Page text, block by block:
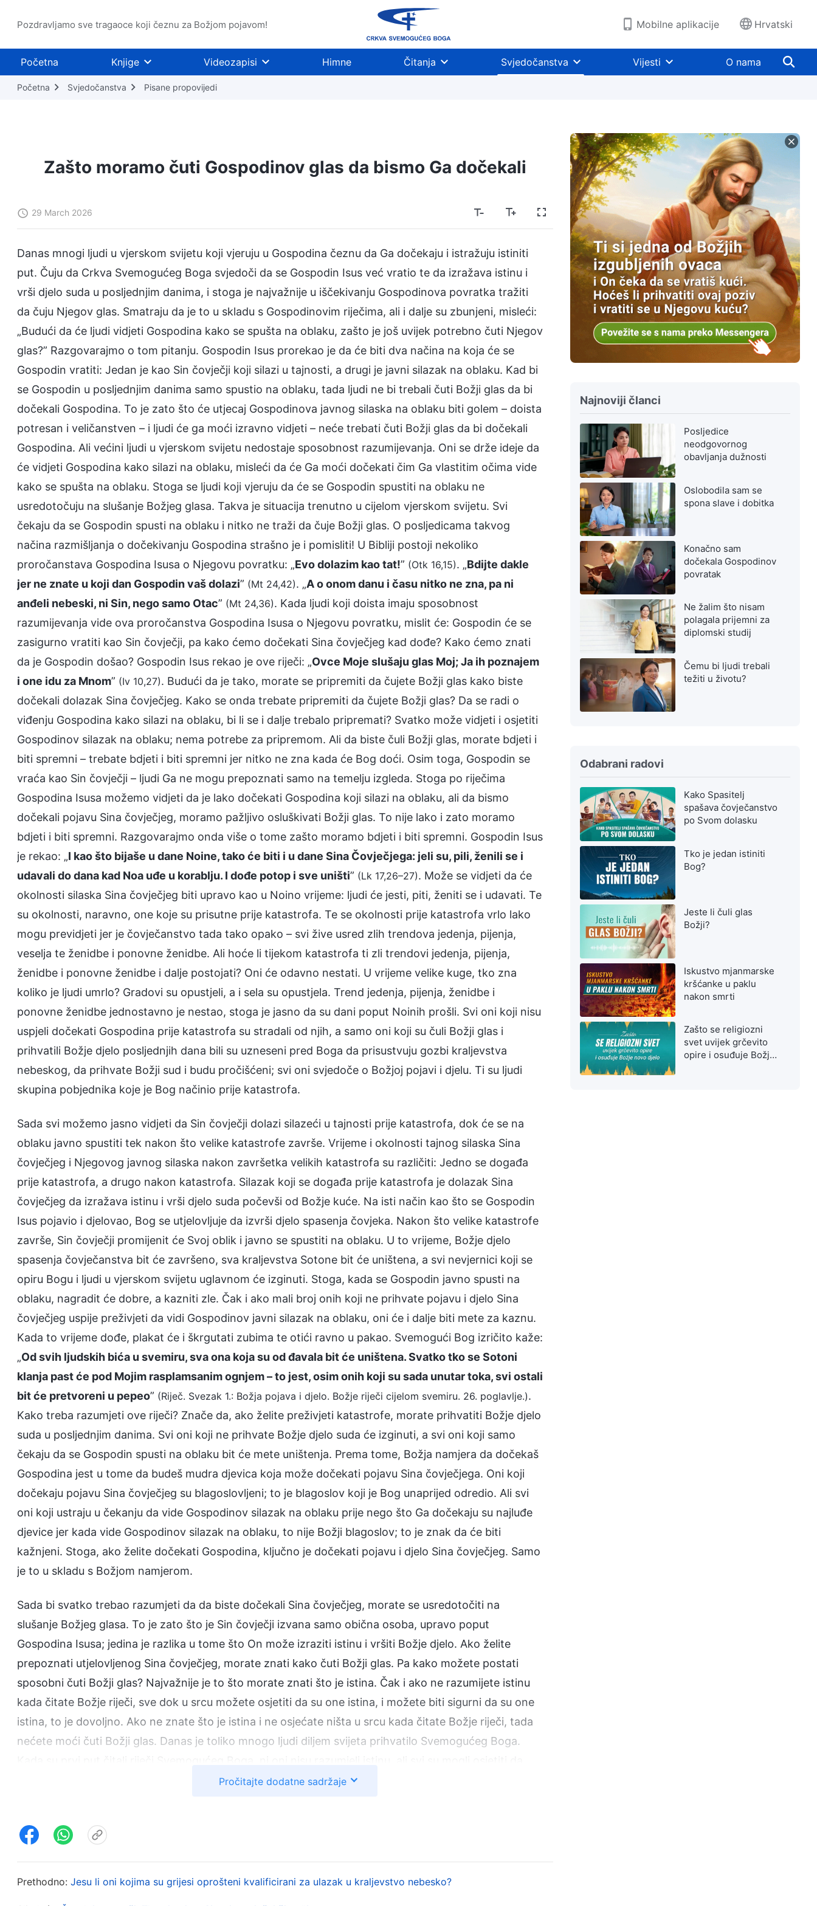
Pozdravljamo sve tragaoce koji čeznu za Božjom pojavom! Mobilne aplikacije Hrvatski
Početna Knjige Videozapisi Himne Čitanja Svjedočanstva Vijesti O nama
Početna Svjedočanstva Pisane propovijedi
Zašto moramo čuti Gospodinov glas da bismo Ga dočekali
29 March 2026
Danas mnogi ljudi u vjerskom svijetu koji vjeruju u Gospodina čeznu da Ga dočekaju i istražuju istiniti
put. Čuju da Crkva Svemogućeg Boga svjedoči da se Gospodin Isus već vratio te da izražava istinu i
vrši djelo suda u posljednjim danima, i stoga je najvažnije u iščekivanju Gospodinova povratka tražiti
da čuju Njegov glas. Smatraju da je to u skladu s Gospodinovim riječima, ali i dalje su zbunjeni, misleći:
„Budući da će ljudi vidjeti Gospodina kako se spušta na oblaku, zašto je još uvijek potrebno čuti Njegov
glas?” Razgovarajmo o tom pitanju. Gospodin Isus prorekao je da će biti dva načina na koja će se
Gospodin vratiti: Jedan je kao Sin čovječji koji silazi u tajnosti, a drugi je javni silazak na oblaku. Kad bi
se Gospodin u posljednjim danima samo spustio na oblaku, tada ljudi ne bi trebali čuti Božji glas da bi
dočekali Gospodina. To je zato što će utjecaj Gospodinova javnog silaska na oblaku biti golem – doista
potresan i veličanstven – i ljudi će ga moći izravno vidjeti – neće trebati čuti Božji glas da bi dočekali
Gospodina. Ali većini ljudi u vjerskom svijetu nedostaje sposobnost razumijevanja. Oni se drže ideje da
će vidjeti Gospodina kako silazi na oblaku, misleći da će Ga moći dočekati čim Ga vlastitim očima vide
kako se spušta na oblaku. Stoga se ljudi koji vjeruju da će se Gospodin spustiti na oblaku ne
usredotočuju na slušanje Božjeg glasa. Takva je situacija trenutno u cijelom vjerskom svijetu. Svi
čekaju da se Gospodin spusti na oblaku i nitko ne traži da čuje Božji glas. O posljedicama takvog
načina razmišljanja o dočekivanju Gospodina strašno je i pomisliti! U Bibliji postoji nekoliko
proročanstava Gospodina Isusa o Njegovu povratku: „Evo dolazim kao tat!” (Otk 16,15). „Bdijte dakle
jer ne znate u koji dan Gospodin vaš dolazi” (Mt 24,42). „A o onom danu i času nitko ne zna, pa ni
anđeli nebeski, ni Sin, nego samo Otac” (Mt 24,36). Kada ljudi koji doista imaju sposobnost
razumijevanja vide ova proročanstva Gospodina Isusa o Njegovu povratku, mislit će: Gospodin će se
zasigurno vratiti kao Sin čovječji, pa kako ćemo dočekati Sina čovječjeg kad dođe? Kako ćemo znati
da je Gospodin došao? Gospodin Isus rekao je ove riječi: „Ovce Moje slušaju glas Moj; Ja ih poznajem
i one idu za Mnom” (Iv 10,27). Budući da je tako, morate se pripremiti da čujete Božji glas kako biste
dočekali dolazak Sina čovječjeg. Kako se onda trebate pripremiti da čujete Božji glas? Da se radi o
viđenju Gospodina kako silazi na oblaku, bi li se i dalje trebalo pripremati? Svatko može vidjeti i osjetiti
Gospodinov silazak na oblaku; nema potrebe za pripremom. Ali da biste čuli Božji glas, morate bdjeti i
biti spremni – trebate bdjeti i biti spremni jer nitko ne zna kada će Bog doći. Osim toga, Gospodin se
vraća kao Sin čovječji – ljudi Ga ne mogu prepoznati samo na temelju izgleda. Stoga po riječima
Gospodina Isusa možemo vidjeti da je lako dočekati Gospodina koji silazi na oblaku, ali da bismo
dočekali pojavu Sina čovječjeg, moramo pažljivo osluškivati Božji glas. To nije lako i zato moramo
bdjeti i biti spremni. Razgovarajmo onda više o tome zašto moramo bdjeti i biti spremni. Gospodin Isus
je rekao: „I kao što bijaše u dane Noine, tako će biti i u dane Sina Čovječjega: jeli su, pili, ženili se i
udavali do dana kad Noa uđe u korablju. I dođe potop i sve uništi” (Lk 17,26–27). Može se vidjeti da će
okolnosti silaska Sina čovječjeg biti upravo kao u Noino vrijeme: ljudi će jesti, piti, ženiti se i udavati. Te
su okolnosti, naravno, one koje su prisutne prije katastrofa. Te se okolnosti prije katastrofa vrlo lako
mogu previdjeti jer je čovječanstvo tada tako opako – svi žive usred zlih trendova jedenja, pijenja,
veselja te ženidbe i ponovne ženidbe. Ali hoće li tijekom katastrofa ti zli trendovi jedenja, pijenja,
ženidbe i ponovne ženidbe i dalje postojati? Oni će odavno nestati. U vrijeme velike kuge, tko zna
koliko je ljudi umrlo? Gradovi su opustjeli, a i sela su opustjela. Trend jedenja, pijenja, ženidbe i
ponovne ženidbe jednostavno je nestao, stoga je jasno da su dani poput Noinih prošli. Svi oni koji nisu
uspjeli dočekati Gospodina prije katastrofa su stradali od njih, a samo oni koji su čuli Božji glas i
prihvatili Božje djelo posljednjih dana bili su uzneseni pred Boga da prisustvuju gozbi kraljevstva
nebeskog, da prihvate Božji sud i budu pročišćeni; svi oni svjedoče o Božjoj pojavi i djelu. Ti su ljudi
skupina pobjednika koje je Bog načinio prije katastrofa.
Sada svi možemo jasno vidjeti da Sin čovječji dolazi silazeći u tajnosti prije katastrofa, dok će se na
oblaku javno spustiti tek nakon što velike katastrofe završe. Vrijeme i okolnosti tajnog silaska Sina
čovječjeg i Njegovog javnog silaska nakon završetka velikih katastrofa su različiti: Jedno se događa
prije katastrofa, a drugo nakon katastrofa. Silazak koji se događa prije katastrofa je dolazak Sina
čovječjeg da izražava istinu i vrši djelo suda počevši od Božje kuće. Na isti način kao što se Gospodin
Isus pojavio i djelovao, Bog se utjelovljuje da izvrši djelo spasenja čovjeka. Nakon što velike katastrofe
završe, Sin čovječji promijenit će Svoj oblik i javno se spustiti na oblaku. U to vrijeme, Božje djelo
spasenja čovječanstva bit će završeno, sva kraljevstva Sotone bit će uništena, a svi nevjernici koji se
opiru Bogu i ljudi u vjerskom svijetu uglavnom će izginuti. Stoga, kada se Gospodin javno spusti na
oblaku, nagradit će dobre, a kazniti zle. Čak i ako mali broj onih koji ne prihvate pojavu i djelo Sina
čovječjeg uspije preživjeti da vidi Gospodinov javni silazak na oblaku, oni će i dalje biti mete za kaznu.
Kada to vrijeme dođe, plakat će i škrgutati zubima te otići ravno u pakao. Svemogući Bog izričito kaže:
„Od svih ljudskih bića u svemiru, sva ona koja su od đavala bit će uništena. Svatko tko se Sotoni
klanja past će pod Mojim rasplamsanim ognjem – to jest, osim onih koji su sada unutar toka, svi ostali
bit će pretvoreni u pepeo” (Riječ. Svezak 1.: Božja pojava i djelo. Božje riječi cijelom svemiru. 26. poglavlje.).
Kako treba razumjeti ove riječi? Znače da, ako želite preživjeti katastrofe, morate prihvatiti Božje djelo
suda u posljednjim danima. Svi oni koji ne prihvate Božje djelo suda će izginuti, a svi oni koji samo
čekaju da se Gospodin spusti na oblaku bit će mete uništenja. Prema tome, Božja namjera da dočekaš
Gospodina jest u tome da budeš mudra djevica koja može dočekati pojavu Sina čovječjega. Oni koji
dočekaju pojavu Sina čovječjeg su blagoslovljeni; to je blagoslov koji je Bog unaprijed odredio. Ali svi
oni koji ustraju u čekanju da vide Gospodinov silazak na oblaku prije nego što Ga dočekaju su najluđe
djevice jer kada vide Gospodinov silazak na oblaku, to nije Božji blagoslov; to je znak da će biti
kažnjeni. Stoga, ako želite dočekati Gospodina, ključno je dočekati pojavu i djelo Sina čovječjeg. Samo
je to u skladu s Božjom namjerom.
Sada bi svatko trebao razumjeti da da biste dočekali Sina čovječjeg, morate se usredotočiti na
slušanje Božjeg glasa. To je zato što je Sin čovječji izvana samo obična osoba, upravo poput
Gospodina Isusa; jedina je razlika u tome što On može izraziti istinu i vršiti Božje djelo. Ako želite
prepoznati utjelovljenog Sina čovječjeg, morate znati kako čuti Božji glas. Pa kako možete postati
sposobni čuti Božji glas? Najvažnije je to što morate znati što je istina. Čak i ako ne razumijete istinu
kada čitate Božje riječi, sve dok u srcu možete osjetiti da su one istina, i možete biti sigurni da su one
istina, to je dovoljno. Ako ne znate što je istina i ne osjećate ništa u srcu kada čitate Božje riječi, tada
nećete moći čuti Božji glas. Danas je toliko mnogo ljudi diljem svijeta prihvatilo Svemogućeg Boga.
riječi Svemogućeg Boga imaju autoritet i silu i da su sve one istina i tako su prihvatili Svemogućeg
riječi imaju tako velik autoritet i da su one istina. Na što se oslanjaju da bi mogli čuti Božji glas?
da su te riječi tako duboke, da te riječi dolaze od Boga i da ih nijedan čovjek nikada ne bi mogao
Pročitajte dodatne sadržaje
Prethodno: Jesu li oni kojima su grijesi oprošteni kvalificirani za ulazak u kraljevstvo nebesko?
Najnoviji članci
Posljedice
neodgovornog
obavljanja dužnosti
Oslobodila sam se
spona slave i dobitka
Konačno sam
dočekala Gospodinov
povratak
Ne žalim što nisam
polagala prijemni za
diplomski studij
Čemu bi ljudi trebali
težiti u životu?
Odabrani radovi
Kako Spasitelj
spašava čovječanstvo
po Svom dolasku
Tko je jedan istiniti
Bog?
Jeste li čuli glas
Božji?
Iskustvo mjanmarske
kršćanke u paklu
nakon smrti
Zašto se religiozni
svet uvijek grčevito
opire i osuđuje Božje